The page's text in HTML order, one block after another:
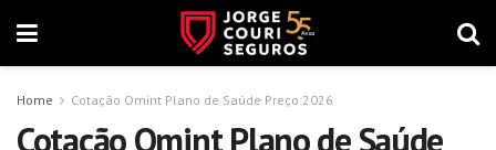
Home Cotação Omint Plano de Saúde Preço 2026
Cotação Omint Plano de Saúde